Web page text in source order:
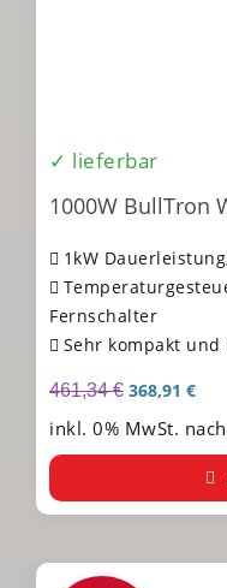
✓ lieferbar
1000W BullTron
1kW
Fernschalter
Sehr kompakt
461,34€ 368,91 €
inkl. 0% MwSt.